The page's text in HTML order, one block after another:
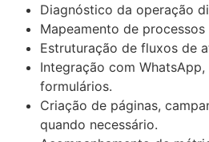
Diagnóstico da operação
Mapeamento de processos
Estruturação de fluxos de
Integração com WhatsApp,
formulários.
Criação de páginas,
quando necessário.